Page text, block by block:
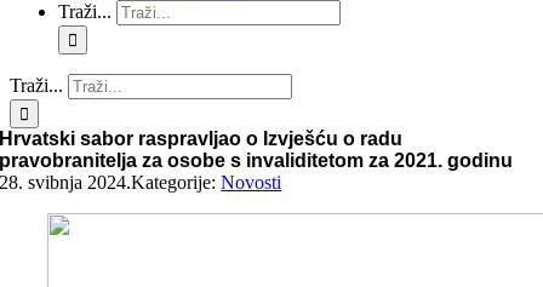
Traži...
Traži...
Hrvatski sabor raspravljao o Izvješću o radu
pravobranitelja za osobe s invaliditetom za 2021. godinu
28. svibnja 2024.Kategorije:Novosti